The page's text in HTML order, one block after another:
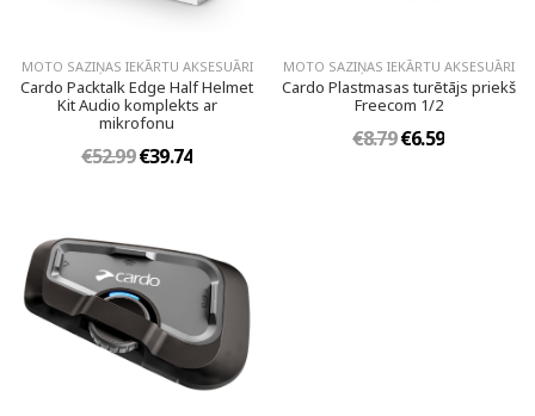
MOTO SAZIŅAS IEKĀRTU AKSESUĀRI
Cardo Packtalk Edge Half Helmet
Kit Audio komplekts ar
mikrofonu
€52.99€39.74
MOTO SAZIŅAS IEKĀRTU AKSESUĀRI
Cardo Plastmasas turētājs priekš
Freecom 1/2
€8.79€6.59